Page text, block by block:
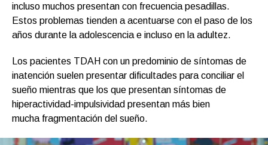
incluso muchos presentan con frecuencia pesadillas.
Estos problemas tienden a acentuarse con el paso de los
años durante la adolescencia e incluso en la adultez.
Los pacientes TDAH con un predominio de síntomas de
inatención suelen presentar dificultades para conciliar el
sueño mientras que los que presentan síntomas de
hiperactividad-impulsividad presentan más bien
mucha fragmentación del sueño.